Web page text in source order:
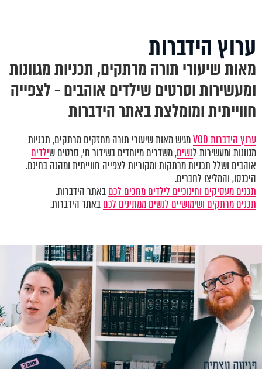
ערוץ הידברות
מאות שיעורי תורה מרתקים, תכניות מגוונות
ומעשירות וסרטים שילדים אוהבים - לצפייה
חווייתית ומומלצת באתר הידברות
ערוץ הידברות VOD
מגיש מאות שיעורי תורה מחזקים מרתקים, תכניות
מגוונות ומעשירות לנשים, משדרים מיוחדים בשידור חי, סרטים שילדים
אוהבים ושלל תכניות מרתקות ומקוריות לצפייה חווייתית ומהנה בחינם.
היכנסו, והמליצו לחברים.
תכנים מעסיקים וחינוכיים לילדים מחכים לכםבאתר הידברות.
תכנים מרתקים ושימושיים לנשים ממתינים לכםבאתר הידברות.